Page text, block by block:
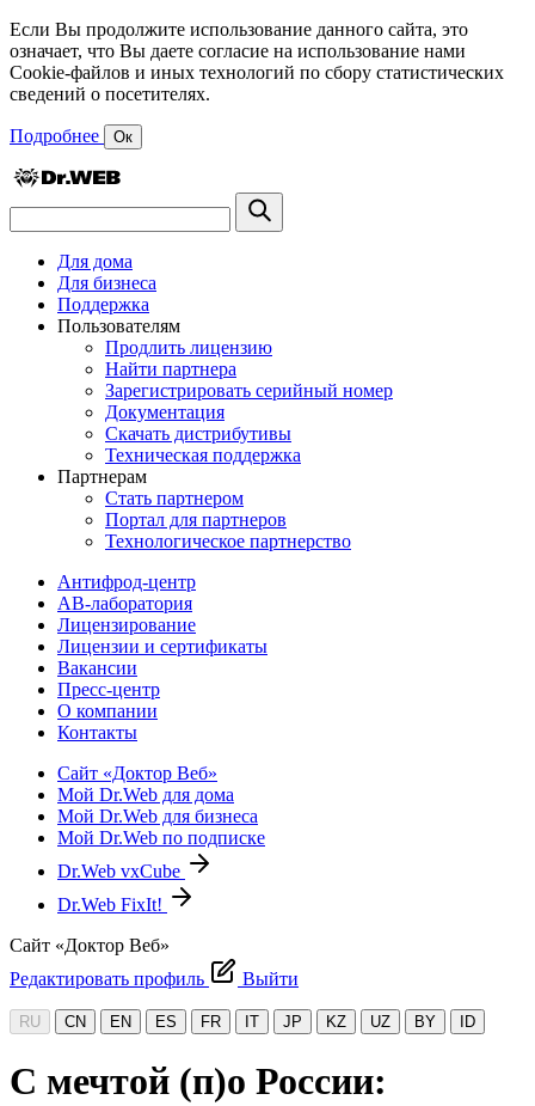
Если Вы продолжите использование данного сайта, это
означает, что Вы даете согласие на использование нами
Cookie-файлов и иных технологий по сбору статистических
сведений о посетителях.
Подробнее Ок
Для дома
Для бизнеса
Поддержка
Пользователям
Продлить лицензию
Найти партнера
Зарегистрировать серийный номер
Документация
Скачать дистрибутивы
Техническая поддержка
Партнерам
Стать партнером
Портал для партнеров
Технологическое партнерство
Антифрод-центр
АВ-лаборатория
Лицензирование
Лицензии и сертификаты
Вакансии
Пресс-центр
О компании
Контакты
Сайт «Доктор Веб»
Мой Dr.Web для дома
Мой Dr.Web для бизнеса
Мой Dr.Web по подписке
Dr.Web vxCube
Dr.Web FixIt!
Сайт «Доктор Веб»
Редактировать профиль
Выйти
RU CN EN ES FR IT JP KZ UZ BY ID
С мечтой (п)о России: